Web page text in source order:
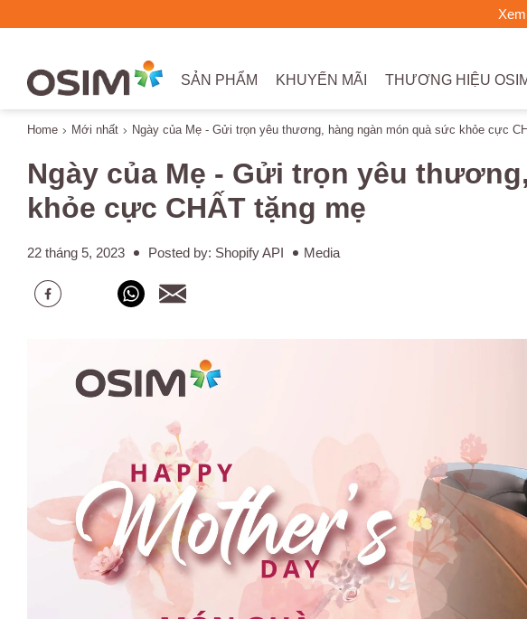
SẢN PHẨM KHUYẾN MÃI THƯƠNG HIỆU
Home Mới nhất Ngày của Mẹ - Gửi trọn yêu thương, hàng ngàn món quà sức khỏe cực
Ngày của Mẹ - Gửi trọn yêu
khỏe cực CHẤT tặng mẹ
22 tháng 5, 2023 Posted by: Shopify API Media